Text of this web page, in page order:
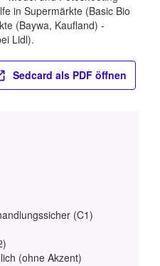
in Supermärkte (Basic Bio
(Baywa, Kaufland) -
Lidl).
Sedcard als PDF öffnen
(C1)
(ohne Akzent)